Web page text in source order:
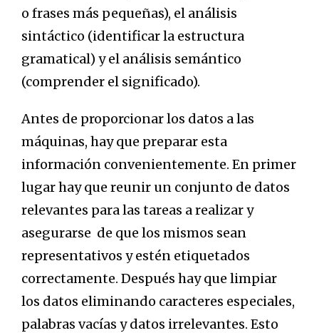
o frases más pequeñas), el análisis
sintáctico (identificar la estructura
gramatical) y el análisis semántico
(comprender el significado).
Antes de proporcionar los datos a las
máquinas, hay que preparar esta
información convenientemente. En primer
lugar hay que reunir un conjunto de datos
relevantes para las tareas a realizar y
asegurarse de que los mismos sean
representativos y estén etiquetados
correctamente. Después hay que limpiar
los datos eliminando caracteres especiales,
palabras vacías y datos irrelevantes. Esto